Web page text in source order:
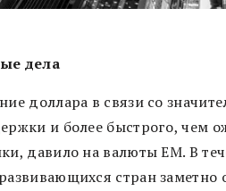
дела
доллара в связи со
и более быстрого, чем
давило на валюты EM. В
стран заметно